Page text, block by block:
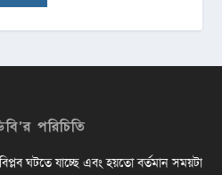
পরিচিতি
ঘটতে যাচ্ছে এবং হয়তো বর্তমান সময়টা